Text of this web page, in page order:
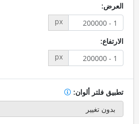
العرض:
px
الارتفاع:
px
تطبيق فلتر ألوان: